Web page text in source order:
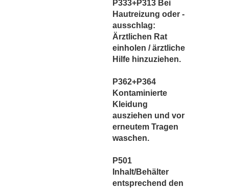
P333+P313 Bei
Hautreizung oder -
ausschlag:
Ärztlichen Rat
einholen / ärztliche
Hilfe hinzuziehen.
P362+P364
Kontaminierte
Kleidung
ausziehen und vor
erneutem Tragen
waschen.
P501
Inhalt/Behälter
entsprechend den